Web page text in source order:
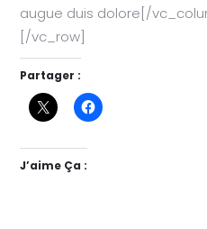
augue duis dolore[/
[/vc_row]
Partager :
J’aime Ça :